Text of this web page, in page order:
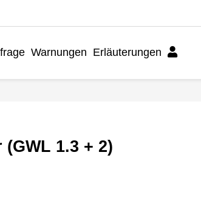
Warnungen Erläuterungen
1.3 + 2)